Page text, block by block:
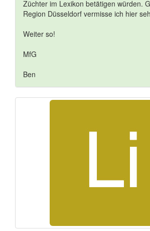
Züchter im Lexikon betätigen würden.
Region Düsseldorf vermisse ich hier
Weiter so!
MfG
Ben